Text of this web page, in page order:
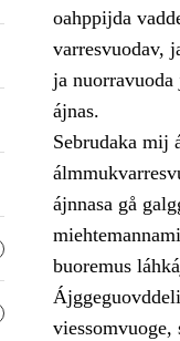
oahppijda
varresvuodav,
ja
ájnas.
Sebrudaka mij
ájnnasa gå
buoremus
viessomvuoge,